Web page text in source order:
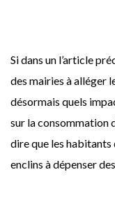
Si dans un l’article
des mairies à alléger
désormais quels
sur la consommation
dire que les
enclins à dépenser